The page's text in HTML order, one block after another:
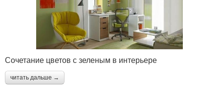
Сочетание цветов с зеленым в интерьере
читать дальше →